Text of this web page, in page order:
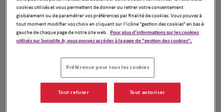
cookies utilisés et vous permettent de donner ou retirer votre consentement
globalement ou de paramétrer vos préférences par finalité de cookies. Vous pouvez à
tout moment modifier vos choix en cliquant sur l’icône "gestion des cookies" en bas à
gauche de chaque page de notre site web. Pour plus d'informations sur les cookies
utilisés sur Swisslife.fr, vous pouvez accéder à la page de "gestion des cookies".
Préférence pour tous les cookies
Tout refuser Tout autoriser